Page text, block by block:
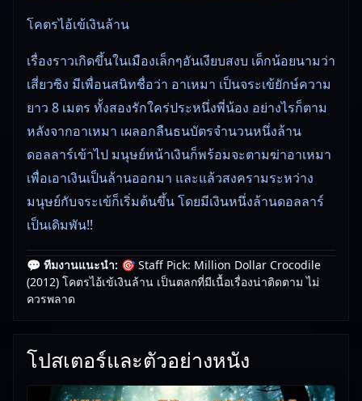
โคตรไอ้เข้เงินล้าน
เรื่องราวเกิดขึ้นในเมืองเล็กๆอันเงียบสงบ เด็กน้อยนามว่า
เสี่ยวซิง มีเพื่อนสนิทชื่อว่า อาเหมา เป็นจระเข้ยักษ์ความ
ยาว 8 เมตร ทั้งสองรักใคร่ประหนึ่งพี่น้อง อย่างไรก็ตาม
หลังจากอาเหมา เผลอกลืนธนบัตรจำนวนหนึ่งล้าน
ดอลลาร์เข้าไป มนุษย์หน้าเงินก็พร้อมจะตามฆ่าอาเหมา
เพื่อเอาเงินเป็นล้านออกมา และแล้วสงครามระหว่าง
มนุษย์กับจระเข้ก็เริ่มต้นขึ้น โดยมีเงินหนึ่งล้านดอลลาร์
เป็นเดิมพัน!!
🎥 อัปเดตโดยทีมงาน Free Movie 24— ตรวจสอบล่าสุด:
29/05/2026 |เกี่ยวกับเรา
💬 ทีมงานแนะนำ: 🎯 Staff Pick: Million Dollar Crocodile
(2012) โคตรไอ้เข้เงินล้าน เป็นตลกที่มีเนื้อเรื่องน่าติดตาม ไม่
ควรพลาด
โปสเตอร์และตัวอย่างหนัง